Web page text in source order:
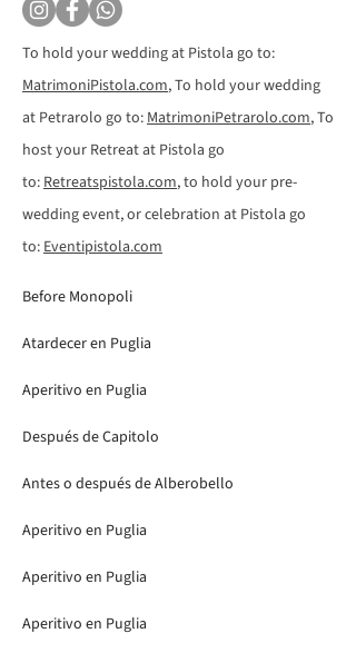
To hold your wedding at Pistola go to:
MatrimoniPistola.com, To hold your wedding
at Petrarolo go to:MatrimoniPetrarolo.com, To
host your Retreat at Pistola go
to:Retreatspistola.com, to hold your pre-
wedding event, or celebration at Pistola go
to:Eventipistola.com
Before Monopoli
Atardecer en Puglia
Aperitivo en Puglia
Después de Capitolo
Antes o después de Alberobello
Aperitivo en Puglia
Aperitivo en Puglia
Aperitivo en Puglia